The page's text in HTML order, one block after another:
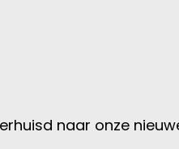
naar onze